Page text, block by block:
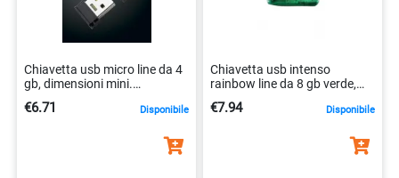
Chiavetta usb micro line da 4
gb, dimensioni mini.
€6.71 Disponibile
Chiavetta usb intenso
rainbow line da 8 gb verde,
4034303008537
€7.94 Disponibile